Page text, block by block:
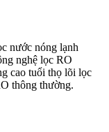
nước nóng lạnh
nghệ lọc RO
cao tuổi thọ lõi lọc
thông thường.